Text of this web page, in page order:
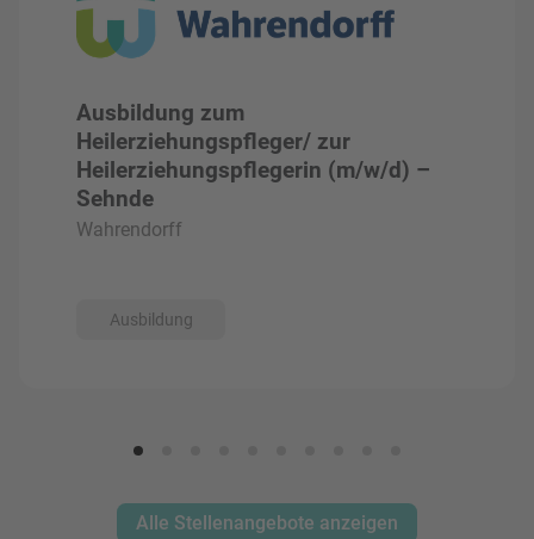
Ausbildung zum
Heilerziehungspfleger/ zur
Heilerziehungspflegerin (m/w/d) –
Sehnde
Wahrendorff
Ausbildung
Alle Stellenangebote anzeigen